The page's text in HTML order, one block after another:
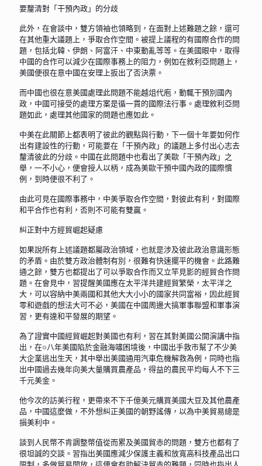
要釐清對「干預內政」的分歧
此外，在會談中，雙方領袖也領略到，在面對上述難題之餘，還可
在其他重大議題上，爭取合作空間。被提上議程的有國際合作的問
題，包括北韓、伊朗、阿富汗、中東動亂等等。在美國眼中，取得
中國的合作可以減少在國際事務上的阻力，例如在敘利亞問題上，
美國便很在意中國在安理上扳出了否決票。
而中國也很在意美國處理此問題不能越俎代庖，動輒干預別國內
政，中國可接受的處理方案是循一貫的國際法行事。處理敘利亞問
題如此，處理其他國家的問題也應如此。
中美在此關節上都表明了彼此的觀點與行動，下一個十年要如何作
出有建設性的行動，可能要在「干預內政」的議題上多付出心志去
釐清彼此的分歧。中國在此問題中也看出了美歐「干預內政」之
舉，一不小心，便會授人以柄，成為美歐干預中國內政的國際慣
例，到時便很不利了。
由此可見在國際事務中，中美爭取合作空間，對彼此有利，對國際
和平合作也有利，否則不可能有雙贏。
糾正對中方經貿崛起疑慮
如果說所有上述議題都屬政治領域，也就是涉及彼此政治意識形態
的矛盾。由於雙方政治體制有別，很難有快速擺平的機會。此路難
通之餘，雙方也都提出了可以爭取合作而又立竿見影的經貿合作問
題。在會見中，習提醒美國應在太平洋共建經貿繁榮，太平洋之
大，可以容納中美兩國和其他大大小小的國家共同富裕，因此經貿
零和遊戲的想法大可不必，美國在中國周邊大搞軍事聯盟和軍事演
習，更有違和平發展的期望。
為了證實中國經貿崛起對美國也有利，習在其對美國公開演講中指
出，在○八年美國陷於金融海嘯困境後，中國出手救市幫了不少美
大企業逃出生天，其中舉出美國通用汽車危機解救為例，同時也指
出中國過去幾年向美大量購買農產品，得益的農民平均每人不下三
千元美金。
他今次的訪美行程，更帶來不下千億美元購買美國大豆及其他農產
品，中國這麼做，不外想糾正美國的朝野謠傳，以為中美貿易總是
損美利中。
談到人民幣不肯調整幣值從而累及美國貿赤的問題，雙方也都有了
很坦誠的交談。習指出美國應減少保護主義和放寬高科技產品出口
限制，多做貿易開放，這便會有助解決貿赤的難題，同時也指出人